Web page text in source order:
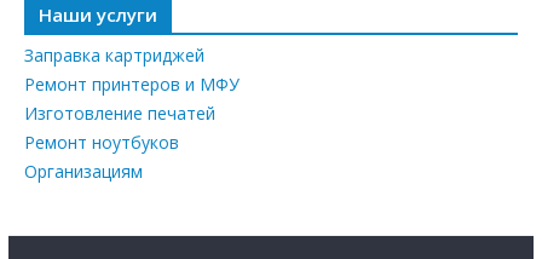
Наши услуги
Заправка картриджей
Ремонт принтеров и МФУ
Изготовление печатей
Ремонт ноутбуков
Организациям